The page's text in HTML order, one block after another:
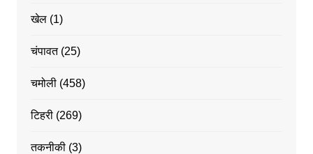
खेल(1)
चंपावत(25)
चमोली(458)
टिहरी(269)
तकनीकी(3)